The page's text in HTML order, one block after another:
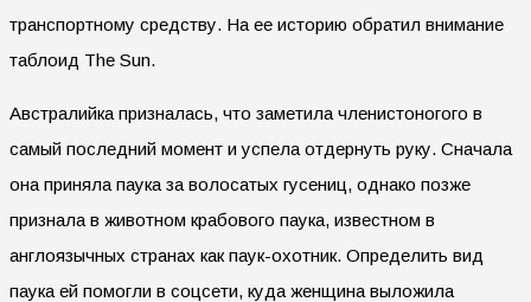
транспортному средству. На ее историю обратил внимание
таблоид The Sun.
Австралийка призналась, что заметила членистоногого в
самый последний момент и успела отдернуть руку. Сначала
она приняла паука за волосатых гусениц, однако позже
признала в животном крабового паука, известном в
англоязычных странах как паук-охотник. Определить вид
паука ей помогли в соцсети, куда женщина выложила